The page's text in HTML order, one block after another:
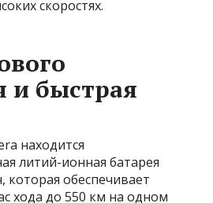
скоростях.
и быстрая
находится
литий-ионная батарея
обеспечивает
хода до 550 км на одном